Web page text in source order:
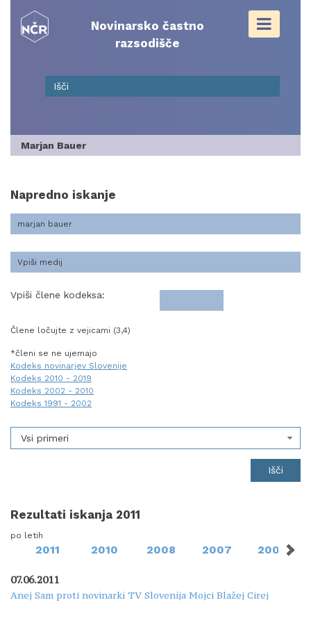
content
Novinarsko častno
razsodišče
Marjan Bauer
Napredno iskanje
Vpiši člene kodeksa:
Člene ločujte z vejicami (3,4)
*členi se ne ujemajo
Kodeks novinarjev Slovenije
Kodeks 2010 - 2019
Kodeks 2002 - 2010
Kodeks 1991 - 2002
Vsi primeri
Rezultati iskanja 2011
po letih
2011 2010 2008 2007 2006
07.06.2011
Anej Sam proti novinarki TV Slovenija Mojci Blažej Cirej